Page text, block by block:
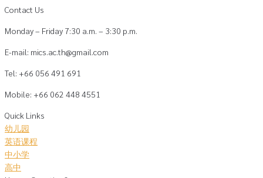
Contact Us
Monday – Friday 7:30 a.m. – 3:30 p.m.
E-mail: mics.ac.th@gmail.com
Tel: +66 056 491 691
Mobile: +66 062 448 4551
Quick Links
幼儿园
英语课程
中小学
高中